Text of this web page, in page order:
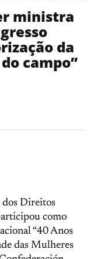
ministra
da
campo”
dos Direitos
como
“40 Anos
das Mulheres